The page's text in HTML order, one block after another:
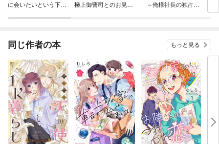
に会いたいという下心
極上御曹司とのお見合
～俺様社長の独占溺
孤
に
同じ作者の本 もっと見る